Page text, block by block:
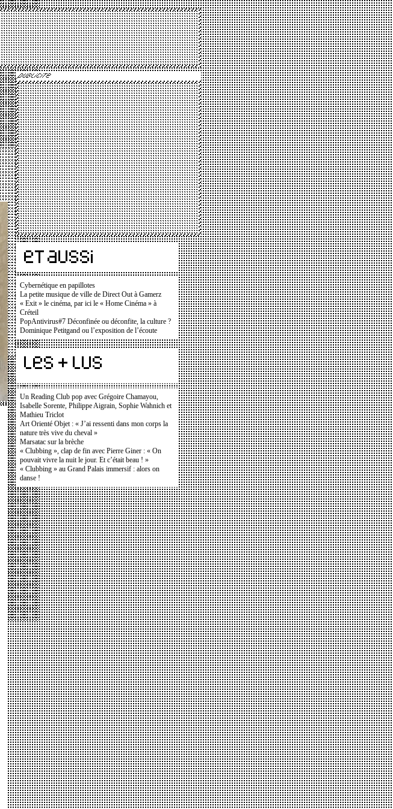
Cybernétique en papillotes
La petite musique de ville de Direct Out à Gamerz
« Exit » le cinéma, par ici le « Home Cinéma » à
Créteil
PopAntivirus#7 Déconfinée ou déconfite, la culture ?
Dominique Petitgand ou l’exposition de l’écoute
Un Reading Club pop avec Grégoire Chamayou,
Isabelle Sorente, Philippe Aigrain, Sophie Wahnich et
Mathieu Triclot
Art Orienté Objet : « J’ai ressenti dans mon corps la
nature très vive du cheval »
Marsatac sur la brèche
« Clubbing », clap de fin avec Pierre Giner : « On
pouvait vivre la nuit le jour. Et c’était beau ! »
« Clubbing » au Grand Palais immersif : alors on
danse !